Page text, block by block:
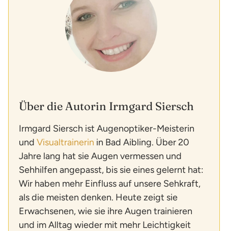
Über die Autorin Irmgard Siersch
Irmgard Siersch ist Augenoptiker-Meisterin
und Visualtrainerin in Bad Aibling. Über 20
Jahre lang hat sie Augen vermessen und
Sehhilfen angepasst, bis sie eines gelernt hat:
Wir haben mehr Einfluss auf unsere Sehkraft,
als die meisten denken. Heute zeigt sie
Erwachsenen, wie sie ihre Augen trainieren
und im Alltag wieder mit mehr Leichtigkeit